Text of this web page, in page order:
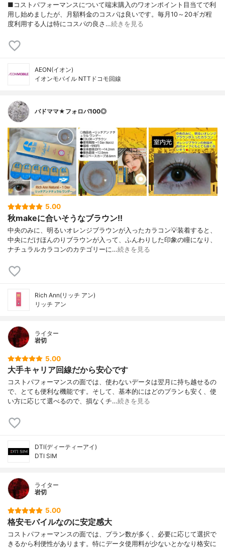
■コストパフォーマンスについて端末購入のワオンポイント目当てで利
用し始めましたが、月額料金のコスパは良いです。毎月10～20ギガ程
度利用する人は特にコスパの良さ…続きを見る
AEON(イオン)
イオンモバイル NTTドコモ回線
バドママ★フォロバ100◎
5.00
秋makeに合いそうなブラウン!!
中央のみに、明るいオレンジブラウンが入ったカラコン💡装着すると、
中央にだけほんのりブラウンが入って、ふんわりした印象の瞳になり、
ナチュラルカラコンのカテゴリーに…続きを見る
Rich Ann(リッチ アン)
リッチ アン
ライター
岩切
5.00
大手キャリア回線だから安心です
コストパフォーマンスの面では、使わないデータは翌月に持ち越せるの
で、とても便利な機能です。そして、基本的にはどのプランも安く、使
い方に応じて選べるので、損なくチ…続きを見る
DTI(ディーティーアイ)
DTI SIM
ライター
岩切
5.00
格安モバイルなのに安定感大
コストパフォーマンスの面では、プラン数が多く、必要に応じて選択で
きるから利便性があります。特にデータ使用料が少ないとかなり格安に